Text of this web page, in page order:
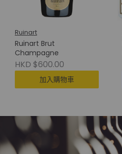
Ruinart
Ruinart Brut
Champagne
HKD $600.00
加入購物車